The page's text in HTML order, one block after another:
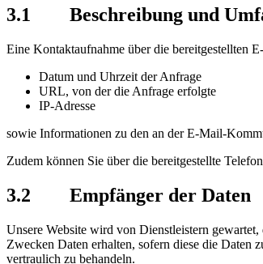
3.1 Beschreibung und
Eine Kontaktaufnahme über die bereitgestellten
Datum und Uhrzeit der Anfrage
URL, von der die Anfrage erfolgte
IP-Adresse
sowie Informationen zu den an der E-Mail-
Zudem können Sie über die bereitgestellte
3.2 Empfänger der Daten
Unsere Website wird von Dienstleistern
Zwecken Daten erhalten, sofern diese die
vertraulich zu behandeln.